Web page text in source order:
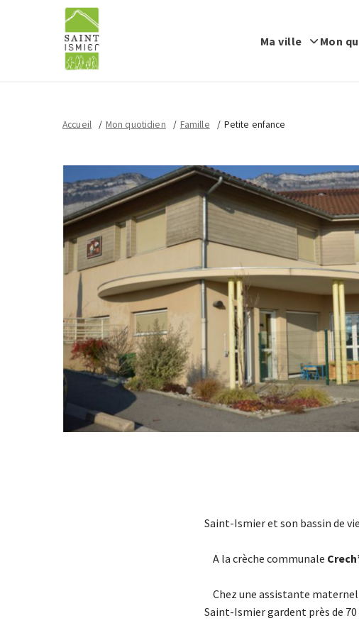
Ma ville Mon
Accueil Mon quotidien Famille Petite enfance
Saint-Ismier et son bassin de
A la crèche communale
Chez une assistante
Saint-Ismier gardent près de